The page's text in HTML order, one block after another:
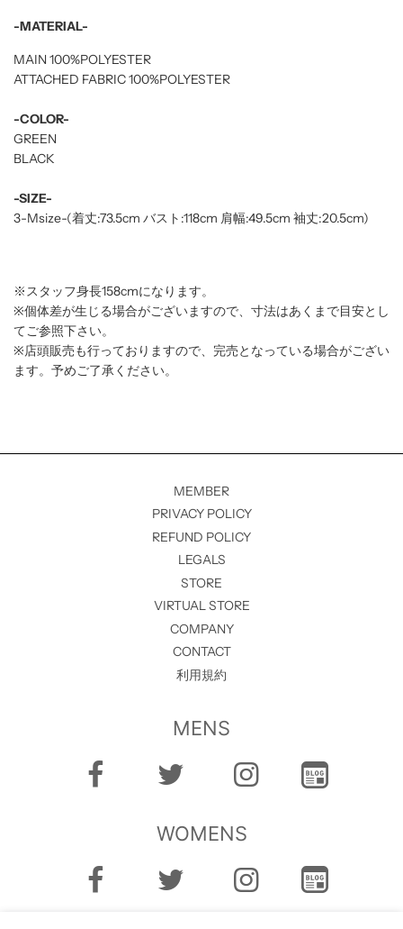
-MATERIAL-
MAIN 100%POLYESTER
ATTACHED FABRIC 100%POLYESTER
-COLOR-
GREEN
BLACK
-SIZE-
3-Msize-(着丈:73.5cm バスト:118cm 肩幅:49.5cm 袖丈:20.5cm)
※スタッフ身長158cmになります。
※個体差が生じる場合がございますので、寸法はあくまで目安とし
てご参照下さい。
※店頭販売も行っておりますので、完売となっている場合がござい
ます。予めご了承ください。
MEMBER
PRIVACY POLICY
REFUND POLICY
LEGALS
STORE
VIRTUAL STORE
COMPANY
CONTACT
利用規約
MENS
WOMENS